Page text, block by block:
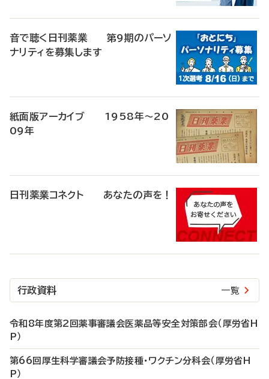
音で聴く日刊薬業 第9期のパーソ
ナリティを募集します
紙面版アーカイブ 1958年～20
09年
日刊薬業コネクト あなたの声を！
行政資料 一覧
令和8年度第2回薬事審議会医薬品等安全対策部会（厚労省H
P）
第66回厚生科学審議会予防接種・ワクチン分科会（厚労省H
P）